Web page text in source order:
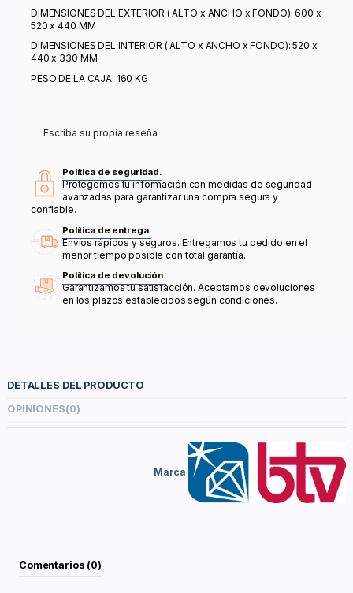
DIMENSIONES DEL EXTERIOR ( ALTO x ANCHO x FONDO): 600 x
520 x 440 MM
DIMENSIONES DEL INTERIOR ( ALTO x ANCHO x FONDO): 520 x
440 x 330 MM
PESO DE LA CAJA: 160 KG
Escriba su propia reseña
Política de seguridad.
Protegemos tu información con medidas de seguridad
avanzadas para garantizar una compra segura y
confiable.
Política de entrega.
Envíos rápidos y seguros. Entregamos tu pedido en el
menor tiempo posible con total garantía.
Política de devolución.
Garantizamos tu satisfacción. Aceptamos devoluciones
en los plazos establecidos según condiciones.
DETALLES DEL PRODUCTO
OPINIONES(0)
Marca
Comentarios (0)